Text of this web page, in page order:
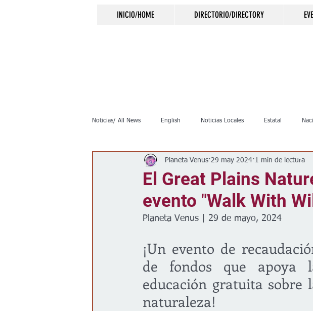
INICIO/HOME DIRECTORIO/DIRECTORY
Noticias/ All News English Noticias Locales Estatal
Inmigración Crimen Negocios Salud Arte &
Clima Vivienda Escuelas Calles
El Great Plains
evento "Walk With
Planeta Venus 29 may 2024 1 min de lectura
Planeta Venus | 29 de mayo, 2024
¡Un evento de
de fondos que apoya
educación gratuita sobre
naturaleza!